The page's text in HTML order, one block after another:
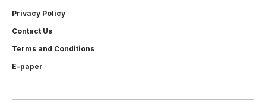
Privacy Policy
Contact Us
Terms and Conditions
E-paper